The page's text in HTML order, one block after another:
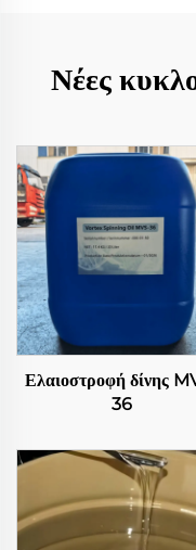
Νέες
Ελαιοστροφή δίνης
36